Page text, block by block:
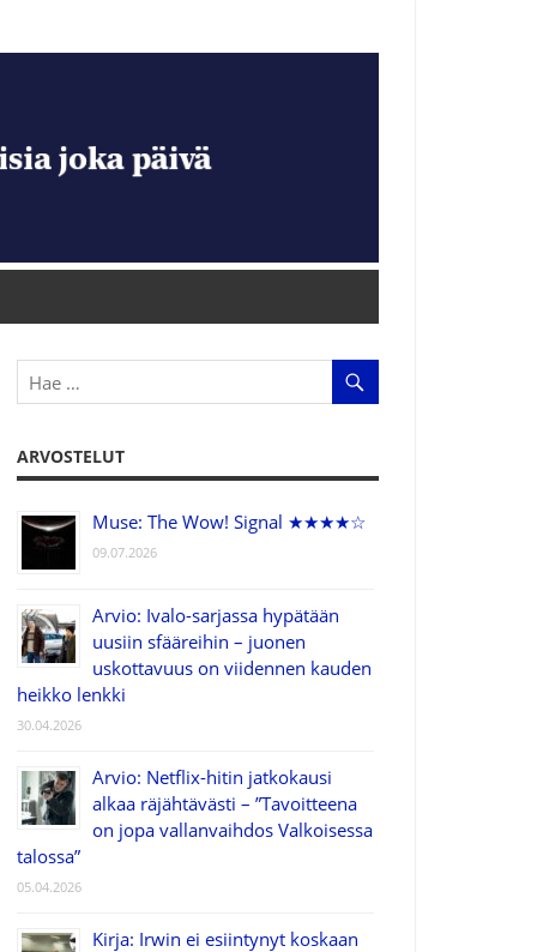
ARVOSTELUT
Muse: The Wow! Signal ★★★★☆
09.07.2026
Arvio: Ivalo-sarjassa hypätään
uusiin sfääreihin – juonen
uskottavuus on viidennen kauden
heikko lenkki
30.04.2026
Arvio: Netflix-hitin jatkokausi
alkaa räjähtävästi – ”Tavoitteena
on jopa vallanvaihdos Valkoisessa
talossa”
05.04.2026
Kirja: Irwin ei esiintynyt koskaan